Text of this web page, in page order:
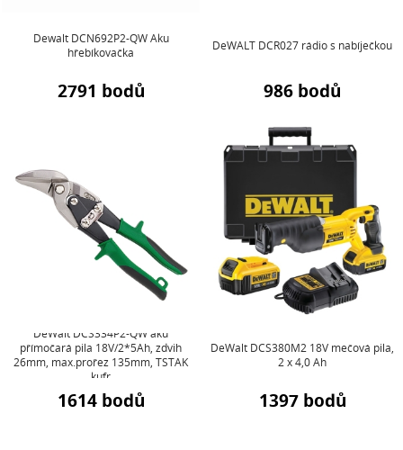
Dewalt DCN692P2-QW Aku
hřebíkovačka
2791 bodů
DeWALT DCR027 rádio s nabíječkou
986 bodů
DeWalt DCS334P2-QW aku
přímočará pila 18V/2*5Ah, zdvih
26mm, max.prořez 135mm, TSTAK
kufr
1614 bodů
DeWalt DCS380M2 18V mečová pila,
2 x 4,0 Ah
1397 bodů